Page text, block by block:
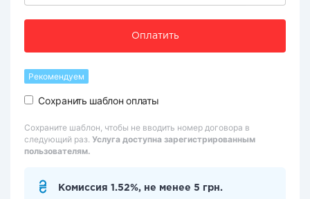
Оплатить
Рекомендуем
Сохранить шаблон оплаты
Сохраните шаблон, чтобы не вводить номер договора в
следующий раз. Услуга доступна зарегистрированным
пользователям.
Комиссия 1.52%, не менее 5 грн.